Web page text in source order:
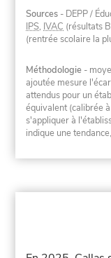
Sources - DEPP /
IPS, IVAC (résultats
(rentrée scolaire la
Méthodologie -
ajoutée mesure
attendus pour un
équivalent (calibrée
s'appliquer à
indique une